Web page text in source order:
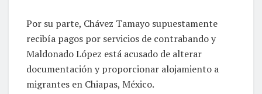
Por su parte, Chávez Tamayo supuestamente
recibía pagos por servicios de contrabando y
Maldonado López está acusado de alterar
documentación y proporcionar alojamiento a
migrantes en Chiapas, México.